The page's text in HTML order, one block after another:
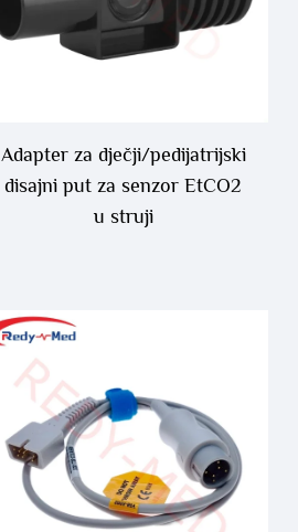
Adapter za dječji/pedijatrijski
disajni put za senzor EtCO2
u struji